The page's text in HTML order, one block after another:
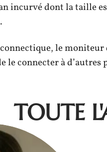
incurvé dont la taille
le
le connecter à
TOUTE